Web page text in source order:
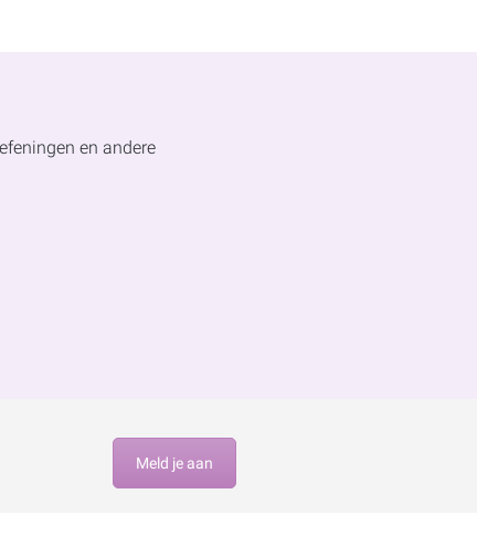
en andere
Meld je aan